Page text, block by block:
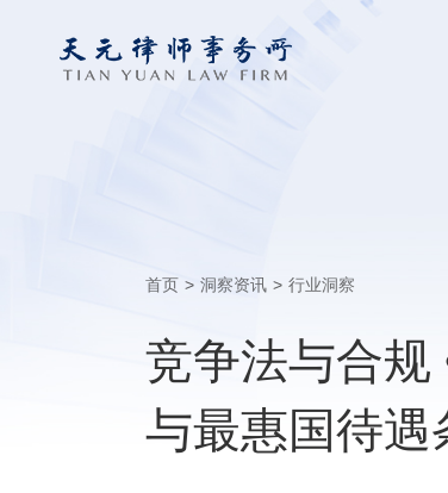
首页 > 洞察资讯 > 行业洞察
竞争法与合规
与最惠国待遇